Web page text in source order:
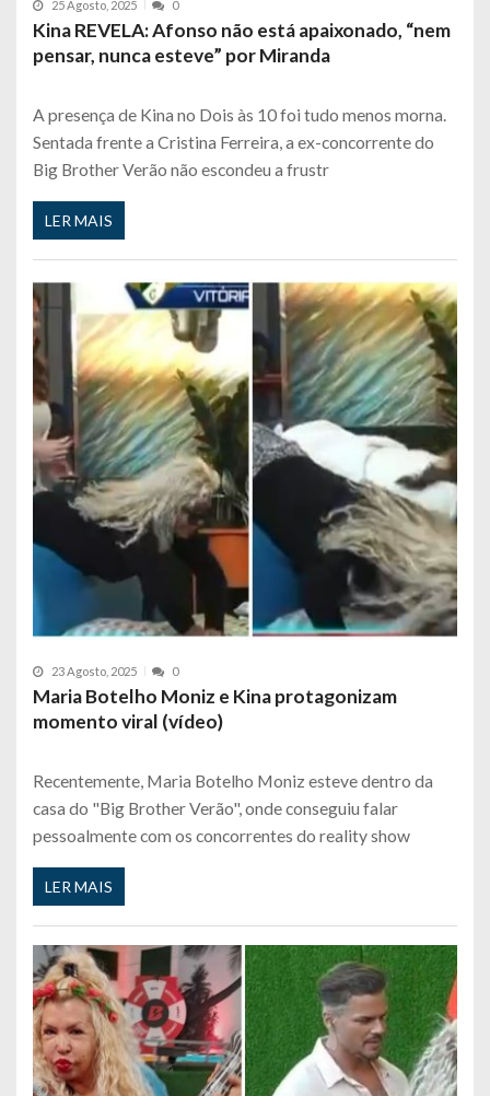
25 Agosto, 2025 0
Kina REVELA: Afonso não está apaixonado, “nem
pensar, nunca esteve” por Miranda
A presença de Kina no Dois às 10 foi tudo menos morna.
Sentada frente a Cristina Ferreira, a ex-concorrente do
Big Brother Verão não escondeu a frustr
LER MAIS
23 Agosto, 2025 0
Maria Botelho Moniz e Kina protagonizam
momento viral (vídeo)
Recentemente, Maria Botelho Moniz esteve dentro da
casa do "Big Brother Verão", onde conseguiu falar
pessoalmente com os concorrentes do reality show
LER MAIS